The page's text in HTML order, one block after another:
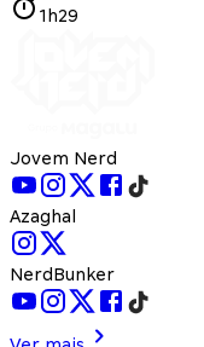
1h29
Jovem Nerd
Azaghal
NerdBunker